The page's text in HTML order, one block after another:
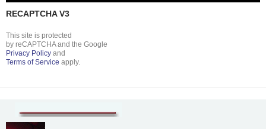
RECAPTCHA V3
This site is protected
by reCAPTCHA and the Google
Privacy Policy and
Terms of Service apply.